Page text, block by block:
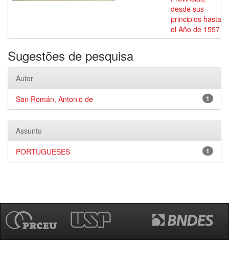
desde sus
principios hasta
el Año de 1557
Sugestões de pesquisa
Autor
1
San Román, Antonio de
Assunto
1
PORTUGUESES